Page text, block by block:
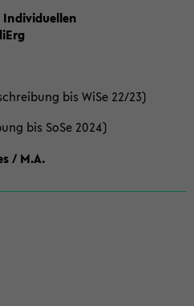
bis WiSe 22/23)
bis SoSe 2024)
/ M.A.